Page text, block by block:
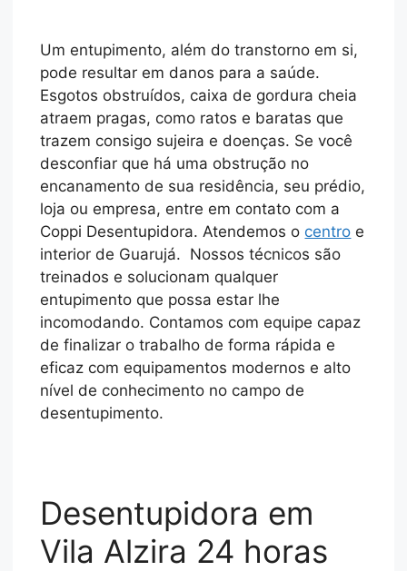
Um entupimento, além do transtorno em si,
pode resultar em danos para a saúde.
Esgotos obstruídos, caixa de gordura cheia
atraem pragas, como ratos e baratas que
trazem consigo sujeira e doenças. Se você
desconfiar que há uma obstrução no
encanamento de sua residência, seu prédio,
loja ou empresa, entre em contato com a
Coppi Desentupidora. Atendemos o centro e
interior de Guarujá. Nossos técnicos são
treinados e solucionam qualquer
entupimento que possa estar lhe
incomodando. Contamos com equipe capaz
de finalizar o trabalho de forma rápida e
eficaz com equipamentos modernos e alto
nível de conhecimento no campo de
desentupimento.
Desentupidora em
Vila Alzira 24 horas